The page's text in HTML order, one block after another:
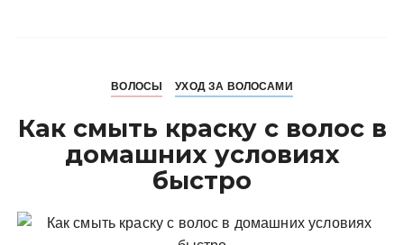
ВОЛОСЫ УХОД ЗА ВОЛОСАМИ
Как смыть краску с волос в
домашних условиях
быстро